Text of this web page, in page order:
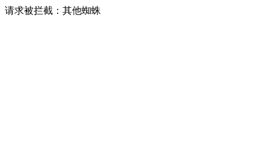
请求被拦截：其他蜘蛛